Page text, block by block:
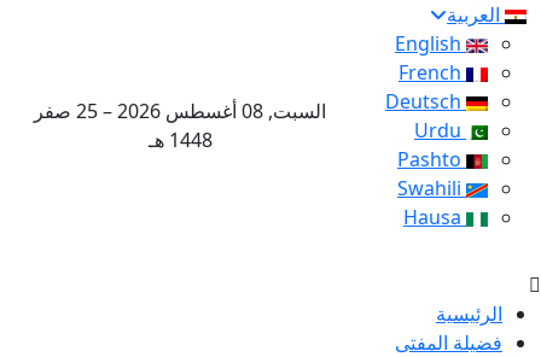
العربية
السبت, 08 أغسطس 2026 – 25 صفر
1448 هـ
الرئيسية
فضيلة المفتى